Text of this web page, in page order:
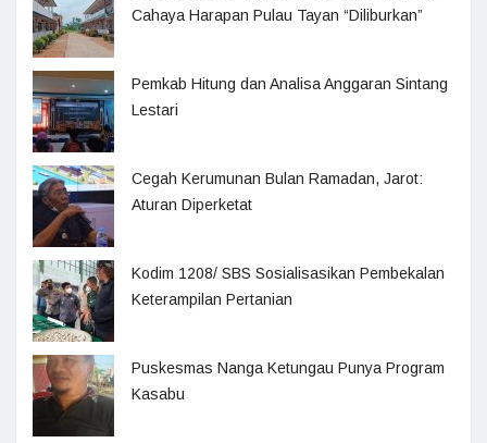
Cahaya Harapan Pulau Tayan “Diliburkan”
Pemkab Hitung dan Analisa Anggaran Sintang
Lestari
Cegah Kerumunan Bulan Ramadan, Jarot:
Aturan Diperketat
Kodim 1208/ SBS Sosialisasikan Pembekalan
Keterampilan Pertanian
Puskesmas Nanga Ketungau Punya Program
Kasabu